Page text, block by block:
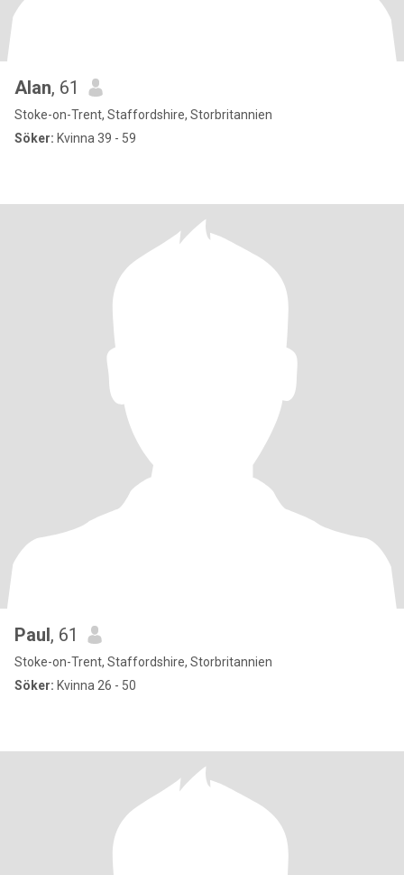
Alan, 61
Stoke-on-Trent, Staffordshire, Storbritannien
Söker: Kvinna 39 - 59
Paul, 61
Stoke-on-Trent, Staffordshire, Storbritannien
Söker: Kvinna 26 - 50